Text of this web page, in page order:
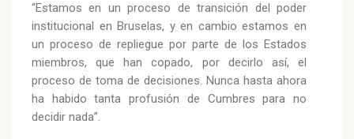
“Estamos en un proceso de transición del poder
institucional en Bruselas, y en cambio estamos en
un proceso de repliegue por parte de los Estados
miembros, que han copado, por decirlo así, el
proceso de toma de decisiones. Nunca hasta ahora
ha habido tanta profusión de Cumbres para no
decidir nada”.